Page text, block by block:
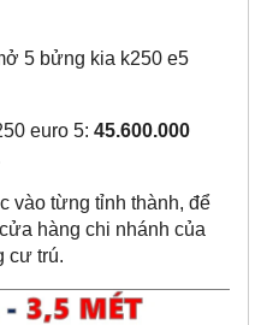
5 bửng kia k250 e5
euro 5: 45.600.000
vào từng tỉnh thành, để
hàng chi nhánh của
cư trú.